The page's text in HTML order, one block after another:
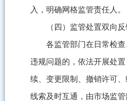
入，明确网格监管责任人。
（四）监管处置双向
各监管部门在日常检
违规问题的，依法开展处
续、变更限制、撤销许可
线索及时互通，由市场监